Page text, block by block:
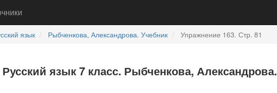
язык Рыбченкова, Александрова. Учебник Упражнение 163. Стр. 81
язык 7 класс. Рыбченкова,